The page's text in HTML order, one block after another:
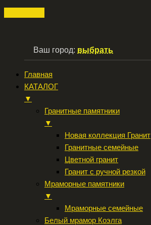
Ваш город: выбрать
Главная
КАТАЛОГ
▼
Гранитные памятники
▼
Новая коллекция Гранит
Гранитные семейные
Цветной гранит
Гранит с ручной резкой
Мраморные памятники
▼
Мраморные семейные
Белый мрамор Коэлга